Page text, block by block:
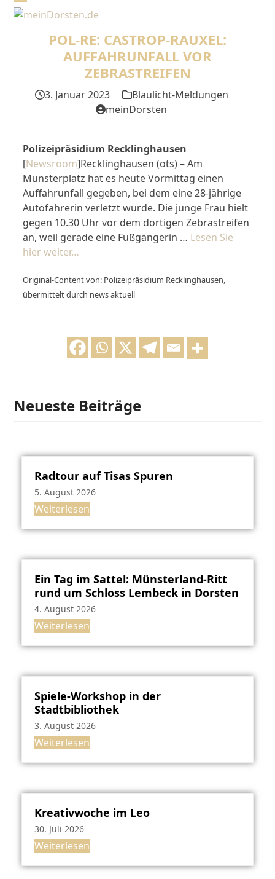
SkipOpen
mobile
Close
mobilePOL-RE: CASTROP-RAUXEL:
AUFFAHRUNFALL VOR
ZEBRASTREIFEN
3. Januar 2023
Blaulicht-Meldungen
meinDorsten
Polizeipräsidium Recklinghausen
[Newsroom]Recklinghausen (ots) – Am
Münsterplatz hat es heute Vormittag einen
Auffahrunfall gegeben, bei dem eine 28-jährige
Autofahrerin verletzt wurde. Die junge Frau hielt
gegen 10.30 Uhr vor dem dortigen Zebrastreifen
an, weil gerade eine Fußgängerin … Lesen Sie
hier weiter…
Original-Content von: Polizeipräsidium Recklinghausen,
übermittelt durch news aktuell
Neueste Beiträge
Radtour auf Tisas Spuren
5. August 2026
Weiterlesen
Ein Tag im Sattel: Münsterland-Ritt
rund um Schloss Lembeck in Dorsten
4. August 2026
Weiterlesen
Spiele-Workshop in der
Stadtbibliothek
3. August 2026
Weiterlesen
Kreativwoche im Leo
30. Juli 2026
Weiterlesen